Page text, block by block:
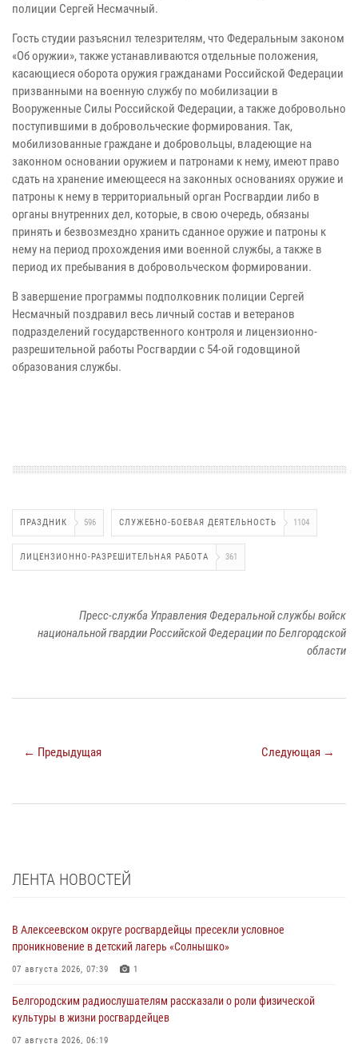
полиции Сергей Несмачный.
Гость студии разъяснил телезрителям, что Федеральным законом
«Об оружии», также устанавливаются отдельные положения,
касающиеся оборота оружия гражданами Российской Федерации
призванными на военную службу по мобилизации в
Вооруженные Силы Российской Федерации, а также добровольно
поступившими в добровольческие формирования. Так,
мобилизованные граждане и добровольцы, владеющие на
законном основании оружием и патронами к нему, имеют право
сдать на хранение имеющееся на законных основаниях оружие и
патроны к нему в территориальный орган Росгвардии либо в
органы внутренних дел, которые, в свою очередь, обязаны
принять и безвозмездно хранить сданное оружие и патроны к
нему на период прохождения ими военной службы, а также в
период их пребывания в добровольческом формировании.
В завершение программы подполковник полиции Сергей
Несмачный поздравил весь личный состав и ветеранов
подразделений государственного контроля и лицензионно-
разрешительной работы Росгвардии с 54-ой годовщиной
образования службы.
ПРАЗДНИК 596 СЛУЖЕБНО-БОЕВАЯ ДЕЯТЕЛЬНОСТЬ 1104
ЛИЦЕНЗИОННО-РАЗРЕШИТЕЛЬНАЯ РАБОТА 361
Пресс-служба Управления Федеральной службы войск
национальной гвардии Российской Федерации по Белгородской
области
← Предыдущая Следующая →
ЛЕНТА НОВОСТЕЙ
В Алексеевском округе росгвардейцы пресекли условное
проникновение в детский лагерь «Солнышко»
07 августа 2026, 07:39 1
Белгородским радиослушателям рассказали о роли физической
культуры в жизни росгвардейцев
07 августа 2026, 06:19